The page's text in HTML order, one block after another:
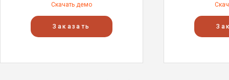
Скачать демо
Заказать